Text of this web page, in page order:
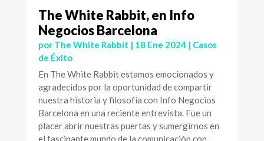
The White Rabbit, en Info
Negocios Barcelona
por The White Rabbit | 18 Ene 2024 | Casos
de Éxito
En The White Rabbit estamos emocionados y
agradecidos por la oportunidad de compartir
nuestra historia y filosofía con Info Negocios
Barcelona en una reciente entrevista. Fue un
placer abrir nuestras puertas y sumergirnos en
el fascinante mundo de la comunicación con...